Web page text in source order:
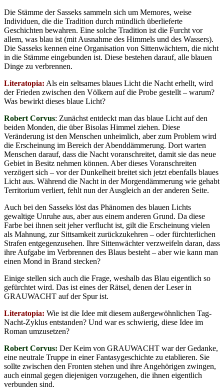
Die Stämme der Sasseks sammeln sich um Memores, weise
Individuen, die die Tradition durch mündlich überlieferte
Geschichten bewahren. Eine solche Tradition ist die Furcht vor
allem, was blau ist (mit Ausnahme des Himmels und des Wassers).
Die Sasseks kennen eine Organisation von Sittenwächtern, die nicht
in die Stämme eingebunden ist. Diese bestehen darauf, alle blauen
Dinge zu verbrennen.
Literatopia: Als ein seltsames blaues Licht die Nacht erhellt, wird
der Frieden zwischen den Völkern auf die Probe gestellt – warum?
Was bewirkt dieses blaue Licht?
Robert Corvus: Zunächst entdeckt man das blaue Licht auf den
beiden Monden, die über Bisolas Himmel ziehen. Diese
Veränderung ist den Menschen unheimlich, aber zum Problem wird
die Erscheinung im Bereich der Abenddämmerung. Dort warten
Menschen darauf, dass die Nacht voranschreitet, damit sie das neue
Gebiet in Besitz nehmen können. Aber dieses Voranschreiten
verzögert sich – vor der Dunkelheit breitet sich jetzt ebenfalls blaues
Licht aus. Während die Nacht in der Morgendämmerung wie gehabt
Territorium verliert, fehlt nun der Ausgleich an der anderen Seite.
Auch bei den Sasseks löst das Phänomen des blauen Lichts
gewaltige Unruhe aus, aber aus einem anderen Grund. Da diese
Farbe bei ihnen seit jeher verflucht ist, gilt die Erscheinung vielen
als Mahnung, zur Sittsamkeit zurückzukehren – oder fürchterlichen
Strafen entgegenzusehen. Ihre Sittenwächter verzweifeln daran, dass
ihre Aufgabe im Verbrennen des Blaus besteht – aber wie kann man
einen Mond in Brand stecken?
Einige stellen sich auch die Frage, weshalb das Blau eigentlich so
gefürchtet wird. Das ist eines der Rätsel, denen der Leser in
GRAUWACHT auf der Spur ist.
Literatopia: Wie ist die Idee mit diesem außergewöhnlichen Tag-
Nacht-Zyklus entstanden? Und war es schwierig, diese Idee im
Roman umzusetzen?
Robert Corvus: Der Keim von GRAUWACHT war der Gedanke,
eine neutrale Truppe in einer Fantasygeschichte zu etablieren. Sie
sollte zwischen den Fronten stehen und ihre Angehörigen zwingen,
auch einmal gegen diejenigen vorzugehen, die ihnen eigentlich
verbunden sind.